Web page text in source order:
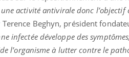
activité antivirale donc
Terence Beghyn, président
infectée développe des
l’organisme à lutter contre le